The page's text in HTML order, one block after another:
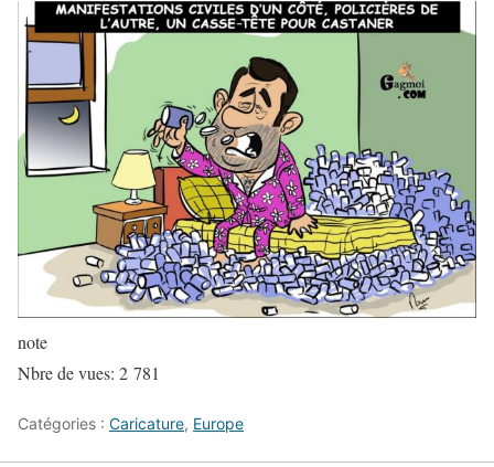
note
Nbre de vues: 2 781
Catégories : Caricature, Europe